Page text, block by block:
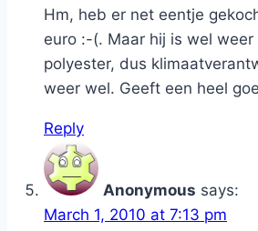
Hm, heb er net eentje
euro :-(. Maar hij is wel weer
polyester, dus
weer wel. Geeft een heel
Reply
Anonymous says:
March 1, 2010 at 7:13 pm